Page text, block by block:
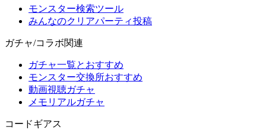
モンスター検索ツール
みんなのクリアパーティ投稿
ガチャ/コラボ関連
ガチャ一覧とおすすめ
モンスター交換所おすすめ
動画視聴ガチャ
メモリアルガチャ
コードギアス